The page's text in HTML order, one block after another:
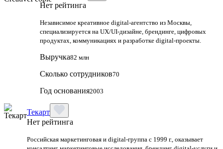
Нет рейтинга
Независимое креативное digital‑агентство из Москвы,
специализируется на UX/UI‑дизайне, брендинге, цифровых
продуктах, коммуникациях и разработке digital‑проекты.
Выручка82 млн
Сколько сотрудников70
Год основания2003
Текарт
Нет рейтинга
Российская маркетинговая и digital‑группа с 1999 г., оказывает